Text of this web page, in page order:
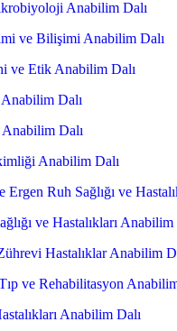
Anabilim Dalı
ve Bilişimi Anabilim Dalı
ve Etik Anabilim Dalı
Dalı
Dalı
Anabilim Dalı
Ergen Ruh Sağlığı ve
ve Hastalıkları Anabilim
Hastalıklar Anabilim
ve Rehabilitasyon
Anabilim Dalı